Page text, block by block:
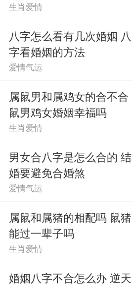
生肖爱情
八字怎么看有几次婚姻 八
字看婚姻的方法
爱情气运
属鼠男和属鸡女的合不合
鼠男鸡女婚姻幸福吗
生肖爱情
男女合八字是怎么合的 结
婚要避免合婚煞
爱情气运
属鼠和属猪的相配吗 鼠猪
能过一辈子吗
生肖爱情
婚姻八字不合怎么办 逆天